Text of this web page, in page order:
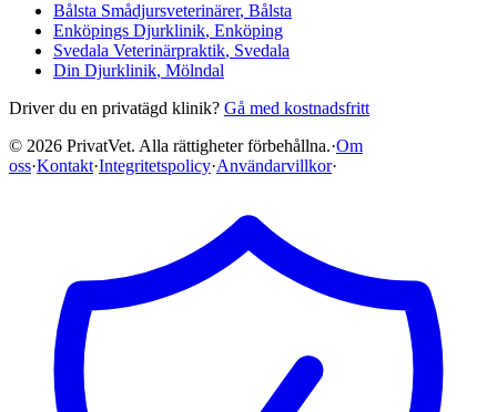
Bålsta Smådjursveterinärer, Bålsta
Enköpings Djurklinik, Enköping
Svedala Veterinärpraktik, Svedala
Din Djurklinik, Mölndal
Driver du en privatägd klinik? Gå med kostnadsfritt
© 2026 PrivatVet. Alla rättigheter förbehållna.·Om
oss·Kontakt·Integritetspolicy·Användarvillkor·